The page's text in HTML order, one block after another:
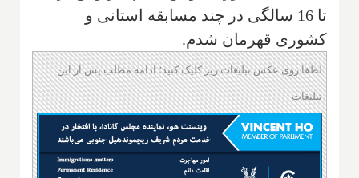
تا 16 سالگی در چند مسابقه استانی و
کشوری قهرمان شدم.
لطفا روی عکس تبلیغات زیر کلیک کنید؛ ادامه مطلب پس از این
تبلیغات